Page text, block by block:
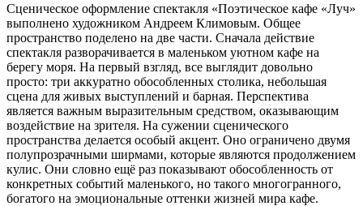
Сценическое оформление спектакля «Поэтическое кафе «Луч»
выполнено художником Андреем Климовым. Общее
пространство поделено на две части. Сначала действие
спектакля разворачивается в маленьком уютном кафе на
берегу моря. На первый взгляд, все выглядит довольно
просто: три аккуратно обособленных столика, небольшая
сцена для живых выступлений и барная. Перспектива
является важным выразительным средством, оказывающим
воздействие на зрителя. На сужении сценического
пространства делается особый акцент. Оно ограничено двумя
полупрозрачными ширмами, которые являются продолжением
кулис. Они словно ещё раз показывают обособленность от
конкретных событий маленького, но такого многогранного,
богатого на эмоциональные оттенки жизней мира кафе.